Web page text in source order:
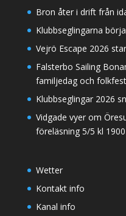
Bron åter i drift från
Klubbseglingarna
Vejrö Escape 2026
Falsterbo Sailing
familjedag och
Klubbseglingar 2026
Vidgade vyer om
föreläsning 5/5 kl 1900
Wetter
Kontakt info
Kanal info